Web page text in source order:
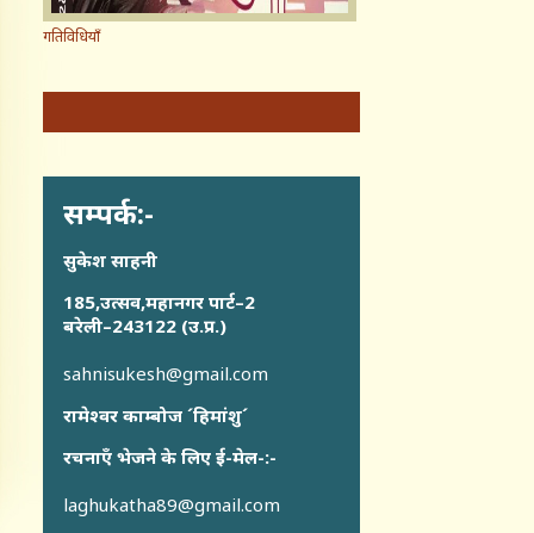
गतिविधियाँ
सम्पर्क:-
सुकेश साहनी
185,उत्सव,महानगर पार्ट–2
बरेली–243122 (उ.प्र.)
sahnisukesh@gmail.com
रामेश्वर काम्बोज ´हिमांशु´
रचनाएँ भेजने के लिए ई-मेल-:-
laghukatha89@gmail.com